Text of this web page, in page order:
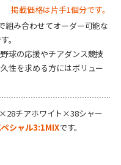
掲載価格は片手1個分です。
組み合わせてオーダー可能な
。
球の応援やチアダンス競技
性を求める方にはボリュー
チアホワイト×38シャー
ペシャル3:1MIXです。